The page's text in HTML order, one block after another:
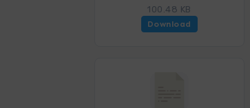
100.48 KB
Download